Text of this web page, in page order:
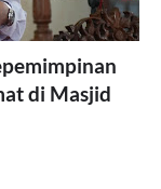
di Masjid